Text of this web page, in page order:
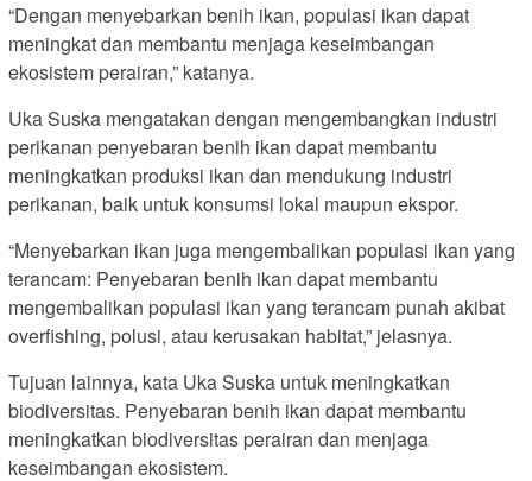
“Dengan menyebarkan benih ikan, populasi ikan dapat
meningkat dan membantu menjaga keseimbangan
ekosistem perairan,” katanya.
Uka Suska mengatakan dengan mengembangkan industri
perikanan penyebaran benih ikan dapat membantu
meningkatkan produksi ikan dan mendukung industri
perikanan, baik untuk konsumsi lokal maupun ekspor.
“Menyebarkan ikan juga mengembalikan populasi ikan yang
terancam: Penyebaran benih ikan dapat membantu
mengembalikan populasi ikan yang terancam punah akibat
overfishing, polusi, atau kerusakan habitat,” jelasnya.
Tujuan lainnya, kata Uka Suska untuk meningkatkan
biodiversitas. Penyebaran benih ikan dapat membantu
meningkatkan biodiversitas perairan dan menjaga
keseimbangan ekosistem.